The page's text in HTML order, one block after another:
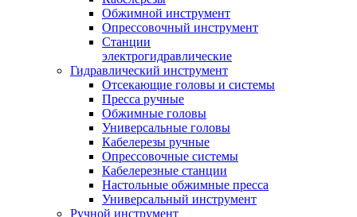
Обжимной инструмент
Опрессовочный инструмент
Станции
электрогидравлические
Гидравлический инструмент
Отсекающие головы и системы
Пресса ручные
Обжимные головы
Универсальные головы
Кабелерезы ручные
Опрессовочные системы
Кабелерезные станции
Настольные обжимные пресса
Универсальный инструмент
Ручной инструмент